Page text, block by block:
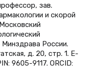
зав.
и скорой
России.
д. 20, стр. 1. E-
9605-9117. ORCID: